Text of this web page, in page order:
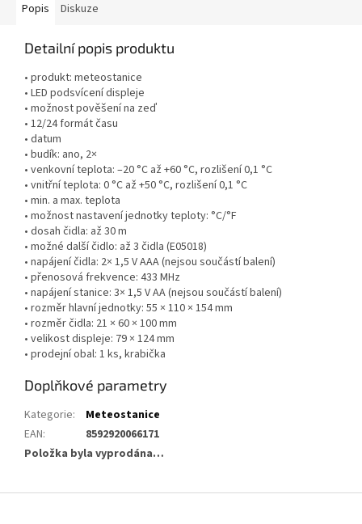
Popis Diskuze
Detailní popis produktu
• produkt: meteostanice
• LED podsvícení displeje
• možnost pověšení na zeď
• 12/24 formát času
• datum
• budík: ano, 2×
• venkovní teplota: –20 °C až +60 °C, rozlišení 0,1 °C
• vnitřní teplota: 0 °C až +50 °C, rozlišení 0,1 °C
• min. a max. teplota
• možnost nastavení jednotky teploty: °C/°F
• dosah čidla: až 30 m
• možné další čidlo: až 3 čidla (E05018)
• napájení čidla: 2× 1,5 V AAA (nejsou součástí balení)
• přenosová frekvence: 433 MHz
• napájení stanice: 3× 1,5 V AA (nejsou součástí balení)
• rozměr hlavní jednotky: 55 × 110 × 154 mm
• rozměr čidla: 21 × 60 × 100 mm
• velikost displeje: 79 × 124 mm
• prodejní obal: 1 ks, krabička
Doplňkové parametry
Kategorie:
Meteostanice
EAN:
8592920066171
Položka byla vyprodána…